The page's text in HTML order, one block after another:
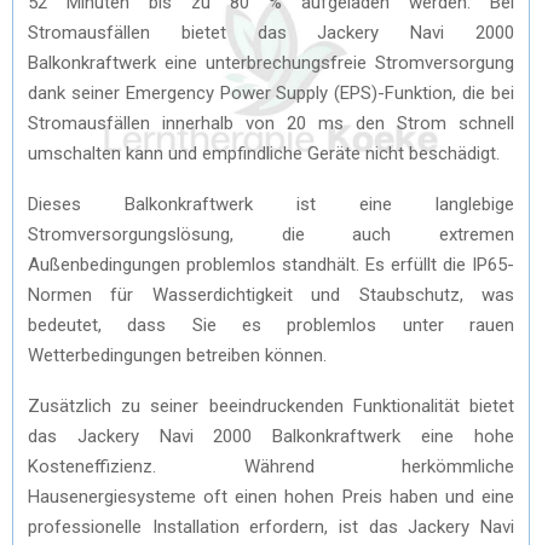
Stromausfällen bietet das Jackery Navi 2000
Balkonkraftwerk eine unterbrechungsfreie Stromversorgung
dank seiner Emergency Power Supply (EPS)-Funktion, die bei
Stromausfällen innerhalb von 20 ms den Strom schnell
umschalten kann und empfindliche Geräte nicht beschädigt.
Dieses Balkonkraftwerk ist eine langlebige
Stromversorgungslösung, die auch extremen
Außenbedingungen problemlos standhält. Es erfüllt die IP65-
Normen für Wasserdichtigkeit und Staubschutz, was
bedeutet, dass Sie es problemlos unter rauen
Wetterbedingungen betreiben können.
Zusätzlich zu seiner beeindruckenden Funktionalität bietet
das Jackery Navi 2000 Balkonkraftwerk eine hohe
Kosteneffizienz. Während herkömmliche
Hausenergiesysteme oft einen hohen Preis haben und eine
professionelle Installation erfordern, ist das Jackery Navi